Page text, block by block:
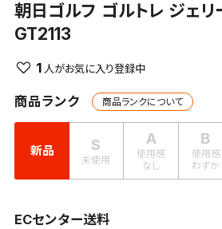
朝日ゴルフ ゴルトレ ジェリ
GT2113
1
商品ランク 商品ランクについて
新品 S
未使用
A
使用感
なし
B
使用感
わずか
ECセンター送料